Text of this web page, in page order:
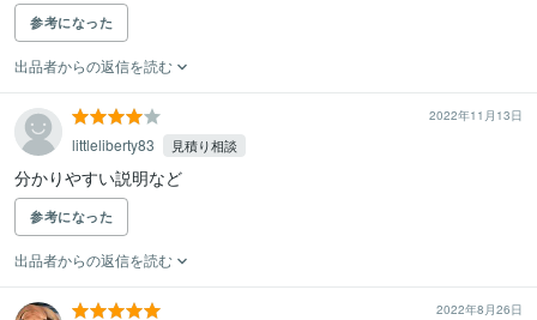
参考になった
出品者からの返信を読む
2022年11月13日
littleliberty83 見積り相談
分かりやすい説明など
参考になった
出品者からの返信を読む
2022年8月26日